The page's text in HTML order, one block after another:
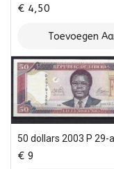
€ 4,50
Toevoegen
Winkelwagen
50 dollars 2003 P 29-
€ 9